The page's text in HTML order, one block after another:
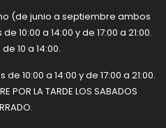
(de junio a septiembre ambos
10:00 a 14:00 y de 17:00 a 21:00.
10 a 14:00.
10:00 a 14:00 y de 17:00 a 21:00.
POR LA TARDE LOS SABADOS